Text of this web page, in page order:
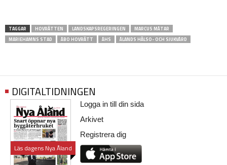
TAGGAR HOVRÄTTEN LANDSKAPSREGERINGEN
MARCUS MÅTAR
MARIEHAMNS STAD
ÅBO HOVRÄTT ÅHS ÅLANDS HÄLSO- OCH SJUKVÅRD
DIGITALTIDNINGEN
Läs dagens Nya Åland
Logga in till din sida
Arkivet
Registrera dig